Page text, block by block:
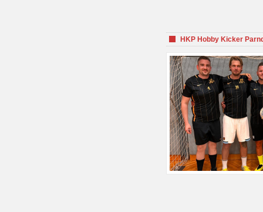
HKP Hobby Kicker